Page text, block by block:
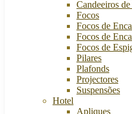
Candeeiros de
Focos
Focos de
Focos de
Focos de
Pilares
Plafonds
Projectores
Suspensões
Hotel
Apliques